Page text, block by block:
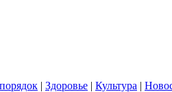
| Здоровье | Культура |